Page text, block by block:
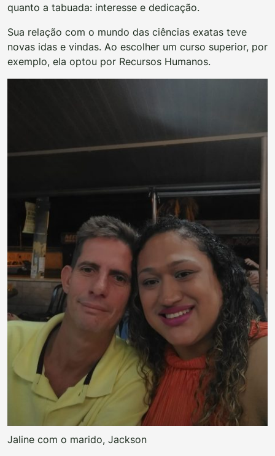
quanto a tabuada: interesse e dedicação.
Sua relação com o mundo das ciências exatas teve
novas idas e vindas. Ao escolher um curso superior, por
exemplo, ela optou por Recursos Humanos.
Jaline com o marido, Jackson